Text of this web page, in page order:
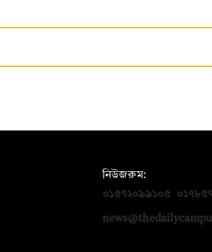
নিউজরুম:
০১৫৭২০৯৯১০৫